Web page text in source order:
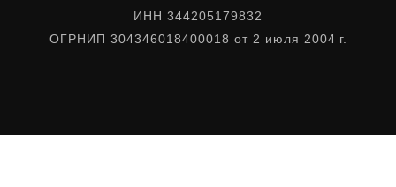
ИНН 344205179832
ОГРНИП 304346018400018 от 2 июля 2004 г.